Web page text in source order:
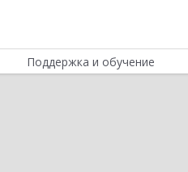
Поддержка и обучение